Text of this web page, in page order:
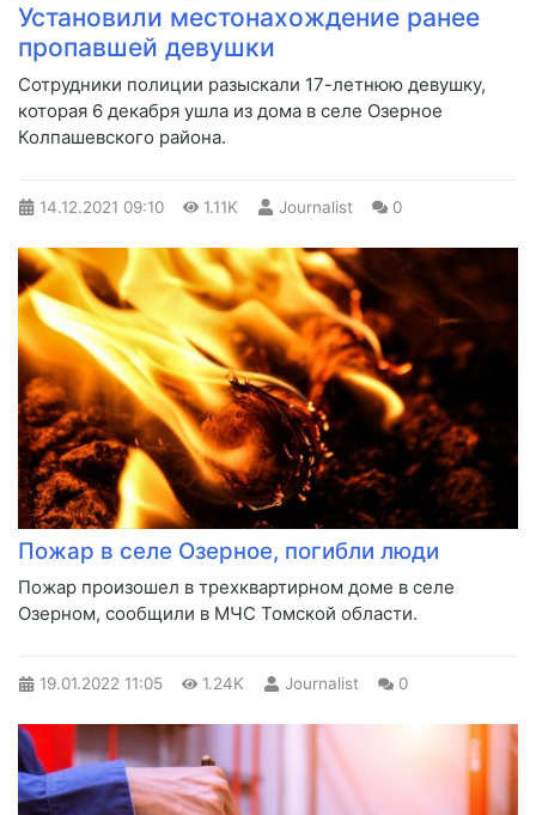
Установили местонахождение ранее
пропавшей девушки
Сотрудники полиции разыскали 17-летнюю девушку,
которая 6 декабря ушла из дома в селе Озерное
Колпашевского района.
14.12.2021 09:10 1.11K Journalist 0
Пожар в селе Озерное, погибли люди
Пожар произошел в трехквартирном доме в селе
Озерном, сообщили в МЧС Томской области.
19.01.2022 11:05 1.24K Journalist 0